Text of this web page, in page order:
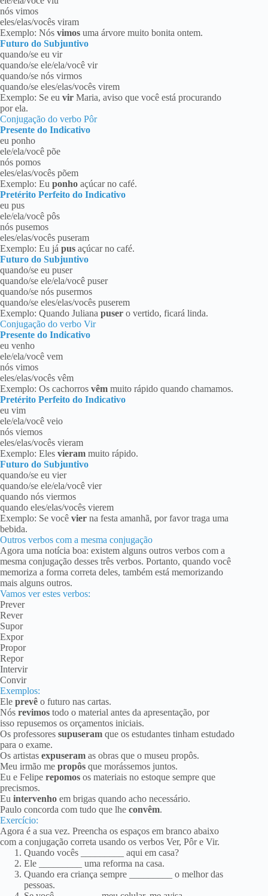
nós vimos
eles/elas/vocês viram
Exemplo: Nós vimos uma árvore muito bonita ontem.
Futuro do Subjuntivo
quando/se eu vir
quando/se ele/ela/você vir
quando/se nós virmos
quando/se eles/elas/vocês virem
Exemplo: Se eu vir Maria, aviso que você está procurando
por ela.
Conjugação do verbo Pôr
Presente do Indicativo
eu ponho
ele/ela/você põe
nós pomos
eles/elas/vocês põem
Exemplo: Eu ponho açúcar no café.
Pretérito Perfeito do Indicativo
eu pus
ele/ela/você pôs
nós pusemos
eles/elas/vocês puseram
Exemplo: Eu já pus açúcar no café.
Futuro do Subjuntivo
quando/se eu puser
quando/se ele/ela/você puser
quando/se nós pusermos
quando/se eles/elas/vocês puserem
Exemplo: Quando Juliana puser o vertido, ficará linda.
Conjugação do verbo Vir
Presente do Indicativo
eu venho
ele/ela/você vem
nós vimos
eles/elas/vocês vêm
Exemplo: Os cachorros vêm muito rápido quando chamamos.
Pretérito Perfeito do Indicativo
eu vim
ele/ela/você veio
nós viemos
eles/elas/vocês vieram
Exemplo: Eles vieram muito rápido.
Futuro do Subjuntivo
quando/se eu vier
quando/se ele/ela/você vier
quando nós viermos
quando eles/elas/vocês vierem
Exemplo: Se você vier na festa amanhã, por favor traga uma
bebida.
Outros verbos com a mesma conjugação
Agora uma notícia boa: existem alguns outros verbos com a
mesma conjugação desses três verbos. Portanto, quando você
memoriza a forma correta deles, também está memorizando
mais alguns outros.
Vamos ver estes verbos:
Prever
Rever
Supor
Expor
Propor
Repor
Intervir
Convir
Exemplos:
Ele prevê o futuro nas cartas.
Nós revimos todo o material antes da apresentação, por
isso repusemos os orçamentos iniciais.
Os professores supuseram que os estudantes tinham estudado
para o exame.
Os artistas expuseram as obras que o museu propôs.
Meu irmão me propôs que morássemos juntos.
Eu e Felipe repomos os materiais no estoque sempre que
precismos.
Eu intervenho em brigas quando acho necessário.
Paulo concorda com tudo que lhe convêm.
Exercício:
Agora é a sua vez. Preencha os espaços em branco abaixo
com a conjugação correta usando os verbos Ver, Pôr e Vir.
Quando vocês _________ aqui em casa?
Ele _________ uma reforma na casa.
Quando era criança sempre _________ o melhor das
pessoas.